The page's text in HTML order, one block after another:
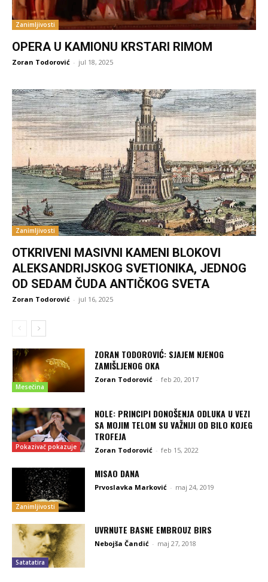
Zanimljivosti
OPERA U KAMIONU KRSTARI RIMOM
Zoran Todorović - jul 18, 2025
Zanimljivosti
OTKRIVENI MASIVNI KAMENI BLOKOVI
ALEKSANDRIJSKOG SVETIONIKA, JEDNOG
OD SEDAM ČUDA ANTIČKOG SVETA
Zoran Todorović - jul 16, 2025
Mesečina
ZORAN TODOROVIĆ: SJAJEM NJENOG
ZAMIŠLJENOG OKA
Zoran Todorović - feb 20, 2017
Pokazivač pokazuje
NOLE: PRINCIPI DONOŠENJA ODLUKA U VEZI
SA MOJIM TELOM SU VAŽNIJI OD BILO KOJEG
TROFEJA
Zoran Todorović - feb 15, 2022
Zanimljivosti
MISAO DANA
Prvoslavka Marković - maj 24, 2019
Satatatira
UVRNUTE BASNE EMBROUZ BIRS
Nebojša Čandić - maj 27, 2018